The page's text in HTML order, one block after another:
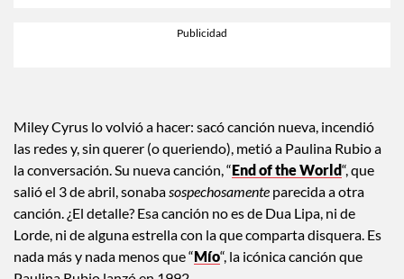
00:00Tiempo transcurrido: 0 segundos 00:37
Miley Cyrus lo volvió a hacer: sacó canción nueva, incendió
las redes y, sin querer (o queriendo), metió a Paulina Rubio a
la conversación. Su nueva canción, “End of the World“, que
salió el 3 de abril, sonabasospechosamenteparecida a otra